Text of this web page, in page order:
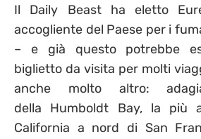
Il Daily Beast ha eletto
accogliente del Paese per i
– e già questo potrebbe
biglietto da visita per molti
anche molto altro:
della Humboldt Bay, la più
California a nord di San